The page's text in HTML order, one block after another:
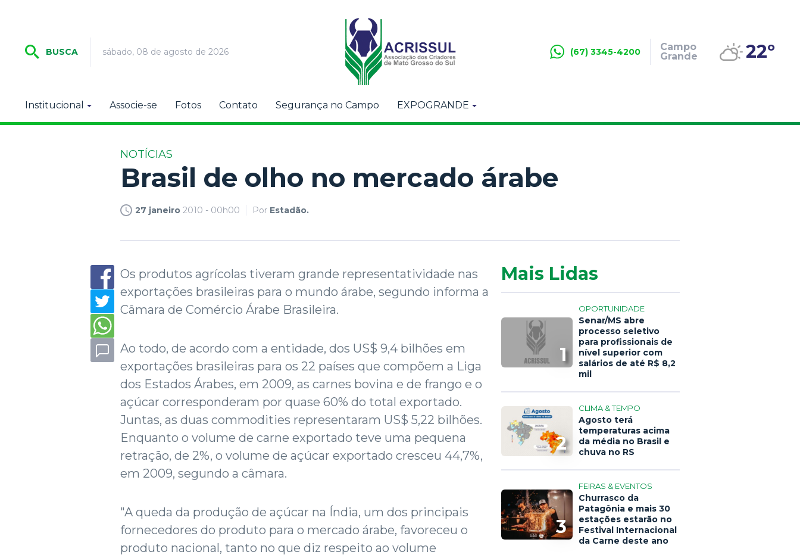
BUSCA sábado, 08 de agosto de 2026 (67) 3345-4200
Campo
Grande
22º
Institucional Associe-se Fotos Contato Segurança no Campo EXPOGRANDE
NOTÍCIAS
Brasil de olho no mercado árabe
27 janeiro 2010 - 00h00 Por Estadão.
Os produtos agrícolas tiveram grande representatividade nas
exportações brasileiras para o mundo árabe, segundo informa a
Câmara de Comércio Árabe Brasileira.
Ao todo, de acordo com a entidade, dos US$ 9,4 bilhões em
exportações brasileiras para os 22 países que compõem a Liga
dos Estados Árabes, em 2009, as carnes bovina e de frango e o
açúcar corresponderam por quase 60% do total exportado.
Juntas, as duas commodities representaram US$ 5,22 bilhões.
Enquanto o volume de carne exportado teve uma pequena
retração, de 2%, o volume de açúcar exportado cresceu 44,7%,
em 2009, segundo a câmara.
"A queda da produção de açúcar na Índia, um dos principais
fornecedores do produto para o mercado árabe, favoreceu o
produto nacional, tanto no que diz respeito ao volume
Mais Lidas
1
OPORTUNIDADE
Senar/MS abre
processo seletivo
para profissionais de
nível superior com
salários de até R$ 8,2
mil
2
CLIMA & TEMPO
Agosto terá
temperaturas acima
da média no Brasil e
chuva no RS
3
FEIRAS & EVENTOS
Churrasco da
Patagônia e mais 30
estações estarão no
Festival Internacional
da Carne deste ano